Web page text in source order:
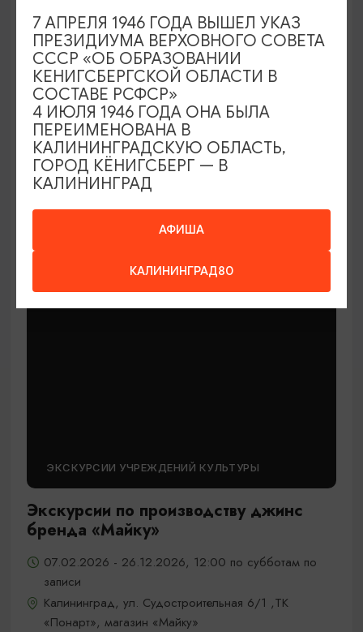
МАСТЕР-КЛАССЫ
Мастер-классы по керамике Елены
Бодяковой
Калининград, ул. Баранова, 45
ЭКСКУРСИИ УЧРЕЖДЕНИЙ КУЛЬТУРЫ
Экскурсии по производству джинс
бренда «Майку»
07.02.2026 - 26.12.2026, 12:00 по субботам по
записи
Калининград, ул. Судостроительная 6/1 ,ТК
«Понарт», магазин «Майку»
АФИША
КАЛИНИНГРАД80
7 АПРЕЛЯ 1946 ГОДА ВЫШЕЛ УКАЗ
ПРЕЗИДИУМА ВЕРХОВНОГО СОВЕТА
СССР «ОБ ОБРАЗОВАНИИ
КЕНИГСБЕРГСКОЙ ОБЛАСТИ В
СОСТАВЕ РСФСР»
4 ИЮЛЯ 1946 ГОДА ОНА БЫЛА
ПЕРЕИМЕНОВАНА В
КАЛИНИНГРАДСКУЮ ОБЛАСТЬ,
ГОРОД КЁНИГСБЕРГ — В
КАЛИНИНГРАД